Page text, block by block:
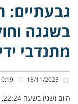
גבעתיים:
בשגגה
מתנדבי